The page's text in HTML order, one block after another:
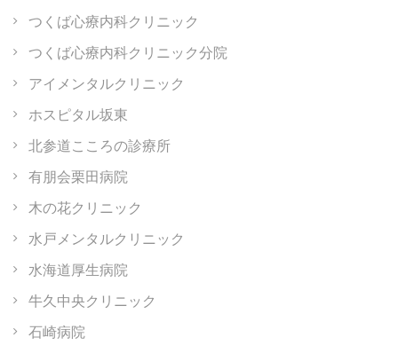
つくば心療内科クリニック
つくば心療内科クリニック分院
アイメンタルクリニック
ホスピタル坂東
北参道こころの診療所
有朋会栗田病院
木の花クリニック
水戸メンタルクリニック
水海道厚生病院
牛久中央クリニック
石崎病院